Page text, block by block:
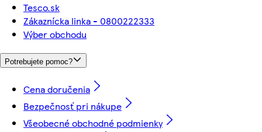
Tesco.sk
Zákaznícka linka - 0800222333
Výber obchodu
Potrebujete pomoc?
Cena doručenia
Bezpečnosť pri nákupe
Všeobecné obchodné podmienky